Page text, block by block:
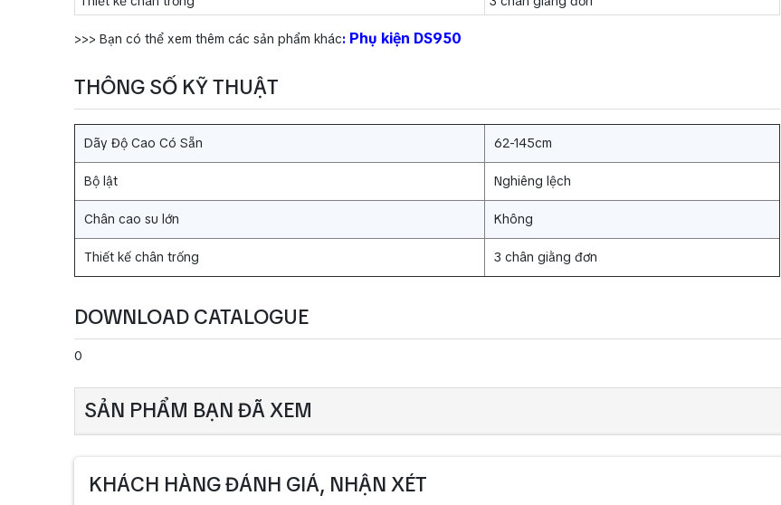
>>> Bạn có thể xem thêm các sản phẩm khác: Phụ kiện DS950
THÔNG SỐ KỸ THUẬT
Dãy Độ Cao Có Sẵn 62-145cm
Bộ lật Nghiêng lệch
Chân cao su lớn Không
Thiết kế chân trống 3 chân giằng đơn
DOWNLOAD CATALOGUE
0
SẢN PHẨM BẠN ĐÃ XEM
KHÁCH HÀNG ĐÁNH GIÁ, NHẬN XÉT